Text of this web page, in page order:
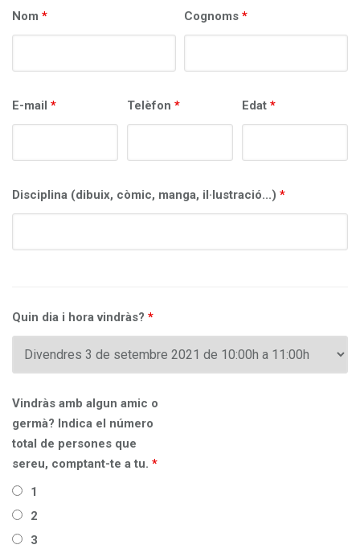
Nom * Cognoms*
E-mail * Telèfon * Edat *
Disciplina (dibuix, còmic, manga, il·lustració...) *
Quin dia i hora vindràs? *
Vindràs amb algun amic o
germà? Indica el número
total de persones que
sereu, comptant-te a tu. *
1
2
3